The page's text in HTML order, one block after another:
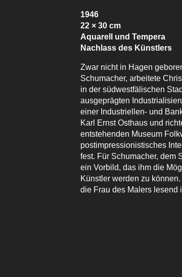
1946
22 × 30 cm
Aquarell und Tempera
Nachlass des Künstlers
Zwar nicht in Hagen
Schumacher, arbeitete
in der südwestfälischen
ausgeprägten
einer Industriellen- und
Karl Ernst Osthaus und
entstehenden Museum
postimpressionistisches
fest. Für Schumacher, dem
ein Vorbild, das ihm die
Künstler werden zu
die Frau des Malers lesend